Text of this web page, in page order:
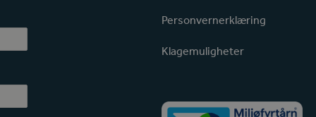
Personvernerklæring
Klagemuligheter